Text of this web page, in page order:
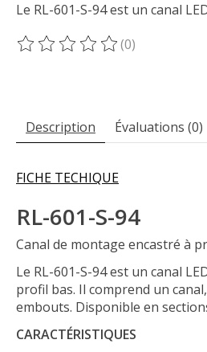
Le RL-601-S-94 est un canal
Ce produit est évalué à
(0)
Description Évaluations (0)
FICHE TECHIQUE
RL-601-S-94
Canal de montage encastré à
Le RL-601-S-94 est un canal
profil bas. Il comprend un
embouts. Disponible en
CARACTÉRISTIQUES